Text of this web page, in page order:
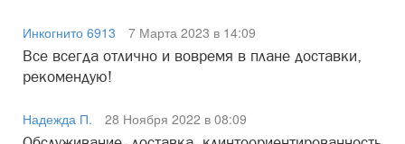
Инкогнито 6913
7 Марта 2023 в 14:09
Все всегда отлично и вовремя в плане доставки,
рекомендую!
Надежда П.
28 Ноября 2022 в 08:09